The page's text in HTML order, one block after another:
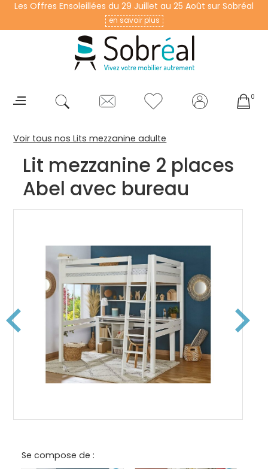
Les Offres Ensoleillées du 29 Juillet au 25 Août sur Sobréal
en savoir plus
0
Voir tous nos Lits mezzanine adulte
Lit mezzanine 2 places
Abel avec bureau
Se compose de :